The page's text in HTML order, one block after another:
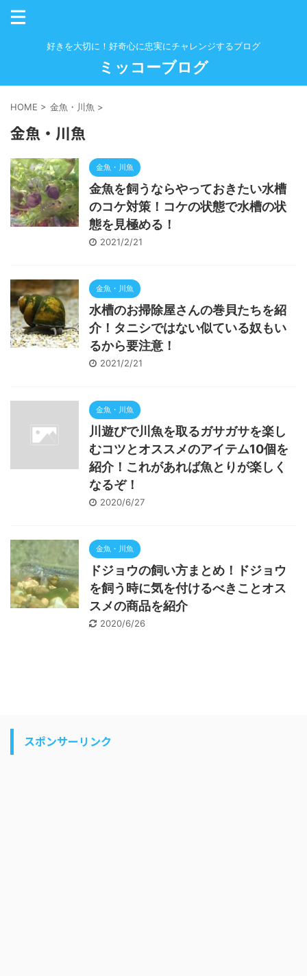
好きを大切に！好奇心に忠実にチャレンジするブログ
ミッコーブログ
HOME > 金魚・川魚 >
金魚・川魚
金魚・川魚
金魚を飼うならやっておきたい水槽
のコケ対策！コケの状態で水槽の状
態を見極める！
2021/2/21
金魚・川魚
水槽のお掃除屋さんの巻貝たちを紹
介！タニシではない似ている奴もい
るから要注意！
2021/2/21
金魚・川魚
川遊びで川魚を取るガサガサを楽し
むコツとオススメのアイテム10個を
紹介！これがあれば魚とりが楽しく
なるぞ！
2020/6/27
金魚・川魚
ドジョウの飼い方まとめ！ドジョウ
を飼う時に気を付けるべきことオス
スメの商品を紹介
2020/6/26
スポンサーリンク